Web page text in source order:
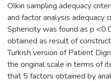
Olkin sampling adequacy
and factor analysis adequacy
Sphericity was found as p
obtained as result of
Turkish version of Patient
the original scale in terms of
that 5 factors obtained by